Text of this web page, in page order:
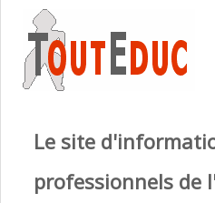
Le site
professionnels de